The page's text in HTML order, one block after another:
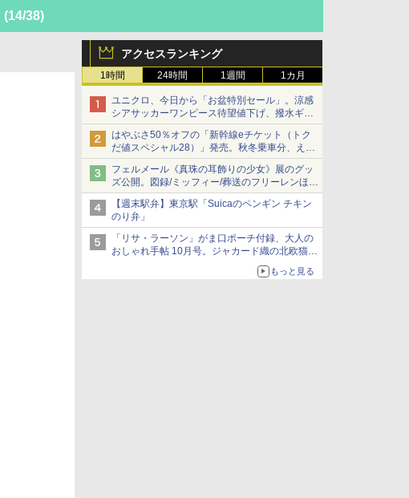
(14/38)
アクセスランキング
1時間 24時間 1週間 1カ月
ユニクロ、今日から「お盆特別セール」。涼感
シアサッカーワンピース待望値下げ、撥水ギア
ショーツは1990円に
はやぶさ50％オフの「新幹線eチケット（トク
だ値スペシャル28）」発売。秋冬乗車分、えき
ねっと限定
フェルメール《真珠の耳飾りの少女》展のグッ
ズ公開。図録/ミッフィー/葬送のフリーレンほ
か、注目ブランドコラボが実現
【週末駅弁】東京駅「Suicaのペンギン チキン
のり弁」
「リサ・ラーソン」がま口ポーチ付録、大人の
おしゃれ手帖 10月号。ジャカード織の北欧猫デ
もっと見る